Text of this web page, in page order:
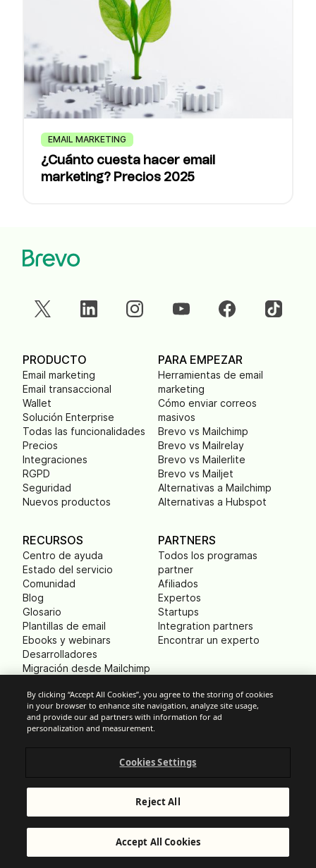
EMAIL MARKETING
¿Cuánto cuesta hacer email
marketing? Precios 2025
PRODUCTO
Email marketing
Email transaccional
Wallet
Solución Enterprise
Todas las funcionalidades
Precios
Integraciones
RGPD
Seguridad
Nuevos productos
PARA EMPEZAR
Herramientas de email
marketing
Cómo enviar correos
masivos
Brevo vs Mailchimp
Brevo vs Mailrelay
Brevo vs Mailerlite
Brevo vs Mailjet
Alternativas a Mailchimp
Alternativas a Hubspot
RECURSOS
Centro de ayuda
Estado del servicio
Comunidad
Blog
Glosario
Plantillas de email
Ebooks y webinars
Desarrolladores
Migración desde Mailchimp
gratis
PARTNERS
Todos los programas
partner
Afiliados
Expertos
Startups
Integration partners
Encontrar un experto
EMPRESA
Trabaja con nosotros
B Corp
By clicking “Accept All Cookies”, you agree to the storing of cookies
in your browser to enhance site navigation, analyze site usage,
and provide our ad partners with information for ad
personalization and measurement.
Cookies Settings
Reject All
Accept All Cookies